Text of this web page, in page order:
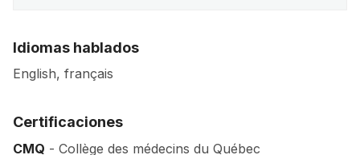
Idiomas hablados
English, français
Certificaciones
CMQ - Collège des médecins du Québec